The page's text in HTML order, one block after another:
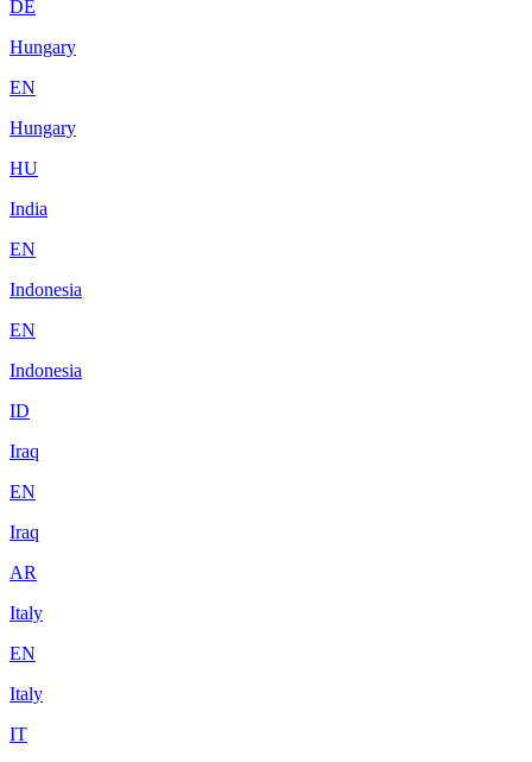
DE
Hungary
EN
Hungary
HU
India
EN
Indonesia
EN
Indonesia
ID
Iraq
EN
Iraq
AR
Italy
EN
Italy
IT